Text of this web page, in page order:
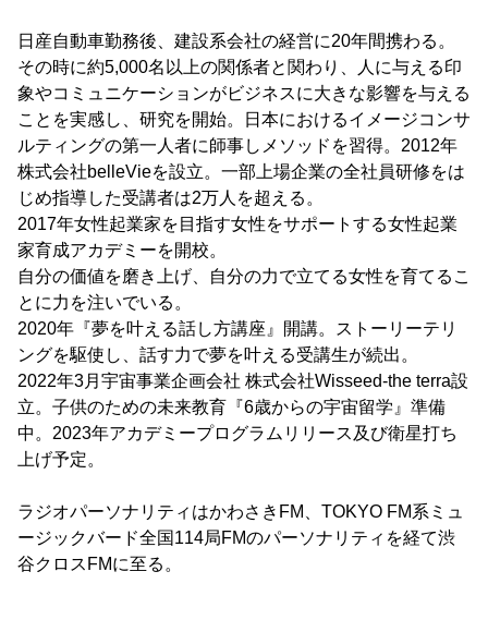
日産自動車勤務後、建設系会社の経営に20年間携わる。
その時に約5,000名以上の関係者と関わり、人に与える印
象やコミュニケーションがビジネスに大きな影響を与える
ことを実感し、研究を開始。日本におけるイメージコンサ
ルティングの第一人者に師事しメソッドを習得。2012年
株式会社belleVieを設立。一部上場企業の全社員研修をは
じめ指導した受講者は2万人を超える。
2017年女性起業家を目指す女性をサポートする女性起業
家育成アカデミーを開校。
自分の価値を磨き上げ、自分の力で立てる女性を育てるこ
とに力を注いでいる。
2020年『夢を叶える話し方講座』開講。ストーリーテリ
ングを駆使し、話す力で夢を叶える受講生が続出。
2022年3月宇宙事業企画会社 株式会社Wisseed-the terra設
立。子供のための未来教育『6歳からの宇宙留学』準備
中。2023年アカデミープログラムリリース及び衛星打ち
上げ予定。
ラジオパーソナリティはかわさきFM、TOKYO FM系ミュ
ージックバード全国114局FMのパーソナリティを経て渋
谷クロスFMに至る。